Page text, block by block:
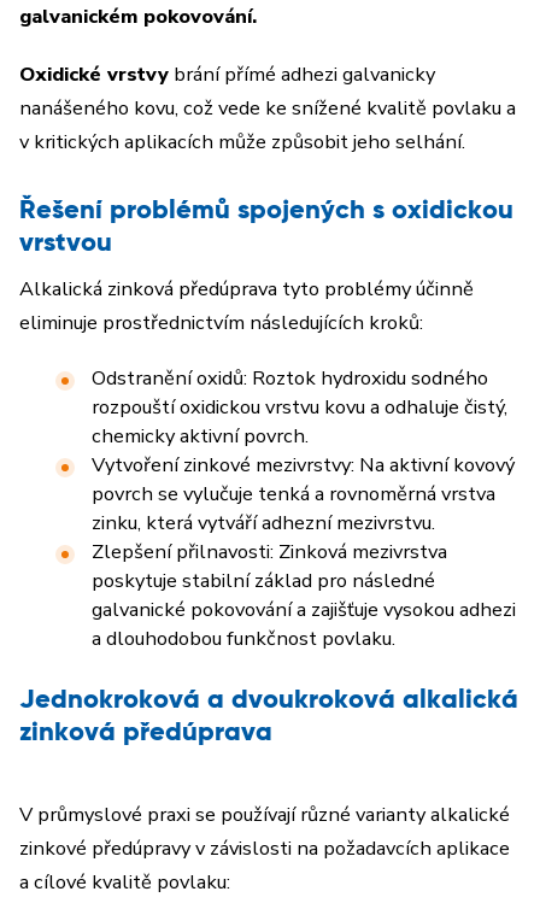
galvanickém pokovování.
Oxidické vrstvy brání přímé adhezi galvanicky
nanášeného kovu, což vede ke snížené kvalitě povlaku a
v kritických aplikacích může způsobit jeho selhání.
Řešení problémů spojených s oxidickou
vrstvou
Alkalická zinková předúprava tyto problémy účinně
eliminuje prostřednictvím následujících kroků:
Odstranění oxidů: Roztok hydroxidu sodného
rozpouští oxidickou vrstvu kovu a odhaluje čistý,
chemicky aktivní povrch.
Vytvoření zinkové mezivrstvy: Na aktivní kovový
povrch se vylučuje tenká a rovnoměrná vrstva
zinku, která vytváří adhezní mezivrstvu.
Zlepšení přilnavosti: Zinková mezivrstva
poskytuje stabilní základ pro následné
galvanické pokovování a zajišťuje vysokou adhezi
a dlouhodobou funkčnost povlaku.
Jednokroková a dvoukroková alkalická
zinková předúprava
V průmyslové praxi se používají různé varianty alkalické
zinkové předúpravy v závislosti na požadavcích aplikace
a cílové kvalitě povlaku: